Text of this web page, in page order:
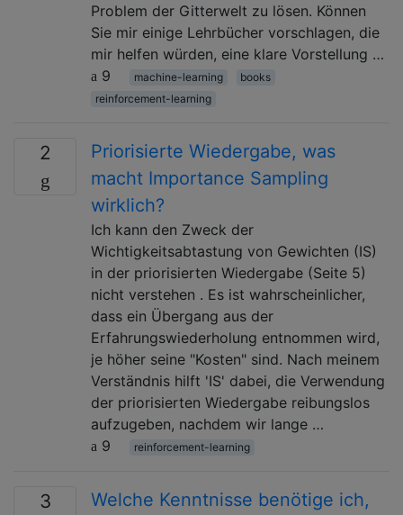
Problem der Gitterwelt zu lösen. Können
Sie mir einige Lehrbücher vorschlagen, die
mir helfen würden, eine klare Vorstellung …
9
machine-learning
books
reinforcement-learning
2
Priorisierte Wiedergabe, was
macht Importance Sampling
wirklich?
Ich kann den Zweck der
Wichtigkeitsabtastung von Gewichten (IS)
in der priorisierten Wiedergabe (Seite 5)
nicht verstehen . Es ist wahrscheinlicher,
dass ein Übergang aus der
Erfahrungswiederholung entnommen wird,
je höher seine "Kosten" sind. Nach meinem
Verständnis hilft 'IS' dabei, die Verwendung
der priorisierten Wiedergabe reibungslos
aufzugeben, nachdem wir lange …
9
reinforcement-learning
3 Welche Kenntnisse benötige ich,